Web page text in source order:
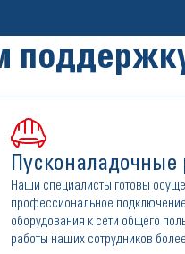
Пусконаладочные
Наши специалисты готовы
профессиональное
оборудования к сети общего
работы наших сотрудников